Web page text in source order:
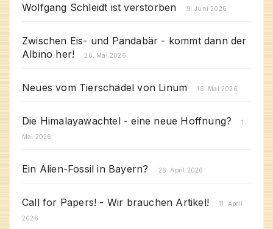
Wolfgang Schleidt ist verstorben 9. Juni 2026
Zwischen Eis- und Pandabär - kommt dann der
Albino her!
26. Mai 2026
Neues vom Tierschädel von Linum 16. Mai 2026
Die Himalayawachtel - eine neue Hoffnung?
1.
Mai 2026
Ein Alien-Fossil in Bayern? 26. April 2026
Call for Papers! - Wir brauchen Artikel!
11. April
2026